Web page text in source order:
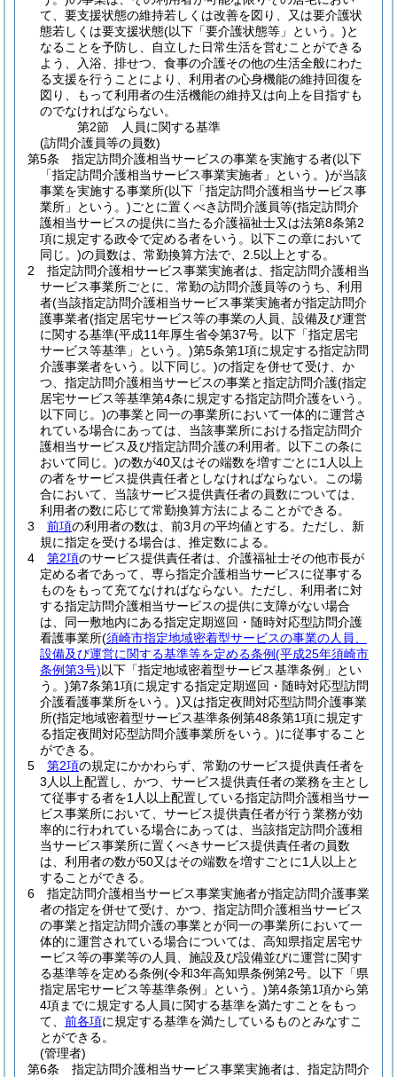
て、要支援状態の維持若しくは改善を図り、又は要介護状
態若しくは要支援状態(以下「要介護状態等」という。)と
なることを予防し、自立した日常生活を営むことができる
よう、入浴、排せつ、食事の介護その他の生活全般にわた
る支援を行うことにより、利用者の心身機能の維持回復を
図り、もって利用者の生活機能の維持又は向上を目指すも
のでなければならない。
第2節
人員に関する基準
(訪問介護員等の員数)
第5条
指定訪問介護相当サービスの事業を実施する者(以下
「指定訪問介護相当サービス事業実施者」という。)が当該
事業を実施する事業所(以下「指定訪問介護相当サービス事
業所」という。)ごとに置くべき訪問介護員等(指定訪問介
護相当サービスの提供に当たる介護福祉士又は法第8条第2
項に規定する政令で定める者をいう。以下この章において
同じ。)の員数は、常勤換算方法で、2.5以上とする。
2
指定訪問介護相サービス事業実施者は、指定訪問介護相当
サービス事業所ごとに、常勤の訪問介護員等のうち、利用
者(当該指定訪問介護相当サービス事業実施者が指定訪問介
護事業者(指定居宅サービス等の事業の人員、設備及び運営
に関する基準(平成11年厚生省令第37号。以下「指定居宅
サービス等基準」という。)第5条第1項に規定する指定訪問
介護事業者をいう。以下同じ。)の指定を併せて受け、か
つ、指定訪問介護相当サービスの事業と指定訪問介護(指定
居宅サービス等基準第4条に規定する指定訪問介護をいう。
以下同じ。)の事業と同一の事業所において一体的に運営さ
れている場合にあっては、当該事業所における指定訪問介
護相当サービス及び指定訪問介護の利用者。以下この条に
おいて同じ。)の数が40又はその端数を増すごとに1人以上
の者をサービス提供責任者としなければならない。
この場
合において、当該サービス提供責任者の員数については、
利用者の数に応じて常勤換算方法によることができる。
3
前項の利用者の数は、前3月の平均値とする。 ただし、新
規に指定を受ける場合は、推定数による。
4
第2項のサービス提供責任者は、介護福祉士その他市長が
定める者であって、専ら指定介護相当サービスに従事する
ものをもって充てなければならない。 ただし、利用者に対
する指定訪問介護相当サービスの提供に支障がない場合
は、同一敷地内にある指定定期巡回・随時対応型訪問介護
看護事業所(須崎市指定地域密着型サービスの事業の人員、
設備及び運営に関する基準等を定める条例(平成25年須崎市
条例第3号)以下「指定地域密着型サービス基準条例」とい
う。)第7条第1項に規定する指定定期巡回・随時対応型訪問
介護看護事業所をいう。)又は指定夜間対応型訪問介護事業
所(指定地域密着型サービス基準条例第48条第1項に規定す
る指定夜間対応型訪問介護事業所をいう。)に従事すること
ができる。
5
第2項の規定にかかわらず、常勤のサービス提供責任者を
3人以上配置し、かつ、サービス提供責任者の業務を主とし
て従事する者を1人以上配置している指定訪問介護相当サー
ビス事業所において、サービス提供責任者が行う業務が効
率的に行われている場合にあっては、当該指定訪問介護相
当サービス事業所に置くべきサービス提供責任者の員数
は、利用者の数が50又はその端数を増すごとに1人以上と
することができる。
6
指定訪問介護相当サービス事業実施者が指定訪問介護事業
者の指定を併せて受け、かつ、指定訪問介護相当サービス
の事業と指定訪問介護の事業とが同一の事業所において一
体的に運営されている場合については、高知県指定居宅サ
ービス等の事業等の人員、施設及び設備並びに運営に関す
る基準等を定める条例(令和3年高知県条例第2号。以下「県
指定居宅サービス等基準条例」という。)第4条第1項から第
4項までに規定する人員に関する基準を満たすことをもっ
て、 前各項に規定する基準を満たしているものとみなすこ
とができる。
(管理者)
第6条
指定訪問介護相当サービス事業実施者は、指定訪問介